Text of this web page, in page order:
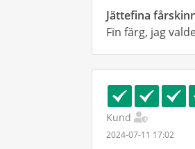
Jättefina
Fin färg, jag
Kund
2024-07-11 17:02